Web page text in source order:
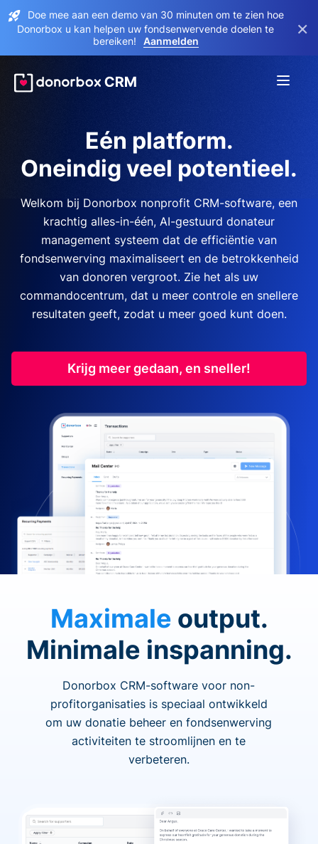
Doe mee aan een demo van 30 minuten om te zien hoe
Donorbox u kan helpen uw fondsenwervende doelen te
bereiken!
Aanmelden
×
Eén platform.
Oneindig veel potentieel.
Welkom bij Donorbox nonprofit CRM-software, een
krachtig alles-in-één, AI-gestuurd donateur
management systeem dat de efficiëntie van
fondsenwerving maximaliseert en de betrokkenheid
van donoren vergroot. Zie het als uw
commandocentrum, dat u meer controle en snellere
resultaten geeft, zodat u meer goed kunt doen.
Krijg meer gedaan, en sneller!
Maximale output.
Minimale inspanning.
Donorbox CRM-software voor non-
profitorganisaties is speciaal ontwikkeld
om uw donatie beheer en fondsenwerving
activiteiten te stroomlijnen en te
verbeteren.